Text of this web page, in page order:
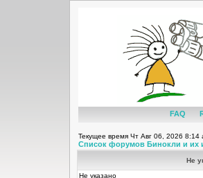
FAQ
Текущее время Чт Авг 06, 2026 8:14
Список форумов Бинокли и их
Не
Не указано